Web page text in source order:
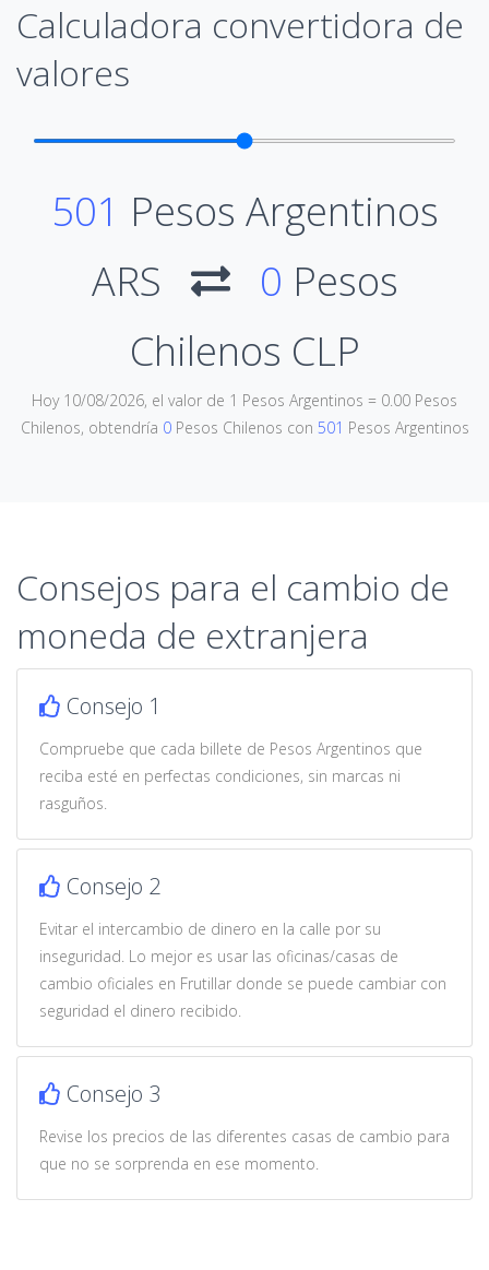
Calculadora convertidora de
valores
501 Pesos Argentinos
ARS
0 Pesos
Chilenos CLP
Hoy 10/08/2026, el valor de 1 Pesos Argentinos = 0.00 Pesos
Chilenos, obtendría 0Pesos Chilenos con 501 Pesos Argentinos
Consejos para el cambio de
moneda de extranjera
Consejo 1
Compruebe que cada billete de Pesos Argentinos que
reciba esté en perfectas condiciones, sin marcas ni
rasguños.
Consejo 2
Evitar el intercambio de dinero en la calle por su
inseguridad. Lo mejor es usar las oficinas/casas de
cambio oficiales en Frutillar donde se puede cambiar con
seguridad el dinero recibido.
Consejo 3
Revise los precios de las diferentes casas de cambio para
que no se sorprenda en ese momento.